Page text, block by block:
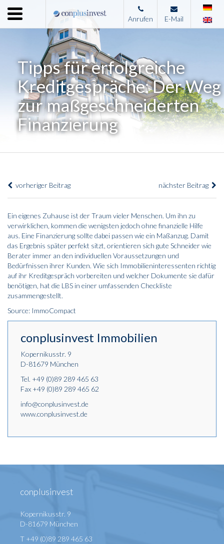
Menu
Home
Unternehmen
Leistungen
Immobilienangebote
News
Presse
Anrufen E-Mail
Tipps für erfolgreiche
Kreditgespräche: Der Weg
zur maßgeschneiderten
Finanzierung
vorheriger Beitrag nächster Beitrag
Ein eigenes Zuhause ist der Traum vieler Menschen. Um ihn zu
verwirklichen, kommen die wenigsten jedoch ohne finanzielle Hilfe
aus. Eine Finanzierung sollte dabei passen wie ein Maßanzug. Damit
das Ergebnis später perfekt sitzt, orientieren sich gute Schneider wie
Berater immer an den individuellen Voraussetzungen und
Bedürfnissen ihrer Kunden. Wie sich Immobilieninteressenten richtig
auf ihr Kreditgespräch vorbereiten und welcher Dokumente sie dafür
benötigen, hat die LBS in einer umfassenden Checkliste
zusammengestellt.
Source: ImmoCompact
conplusinvest Immobilien
Kopernikusstr. 9
D-81679 München
Tel. +49 (0)89 289 465 63
Fax +49 (0)89 289 465 62
info@conplusinvest.de
www.conplusinvest.de
conplusinvest
Kopernikusstr. 9
D-81679 München
T +49 (0)89 289 465 63